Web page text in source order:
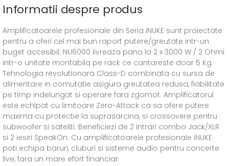
Informatii despre produs
Amplificatoarele profesionale din Seria iNUKE sunt proiectate
pentru a oferi cel mai bun raport putere/greutate intr-un
buget accesibil. NU6000 livreaza pana la 2 x 3000 W / 2 Ohmi
intr-o unitate montabila pe rack ce cantareste doar 5 Kg.
Tehnologia revolutionara Class-D combinata cu sursa de
alimentare in comutatie asigura greutatea redusa, fiabilitate
pe timp indelungat si operare fara zgomot. Amplificatorul
este echipat cu limitoare Zero-Attack ca sa ofere putere
maxima cu protectie la suprasarcina, si crossovere pentru
subwoofer si sateliti. Beneficiezi de 2 intrari combo Jack/XLR
si 2 iesiri SpeakOn. Cu amplificatoarele profesionale iNUKE
poti echipa baruri, cluburi si sisteme audio pentru concerte
live, fara un mare efort financiar.